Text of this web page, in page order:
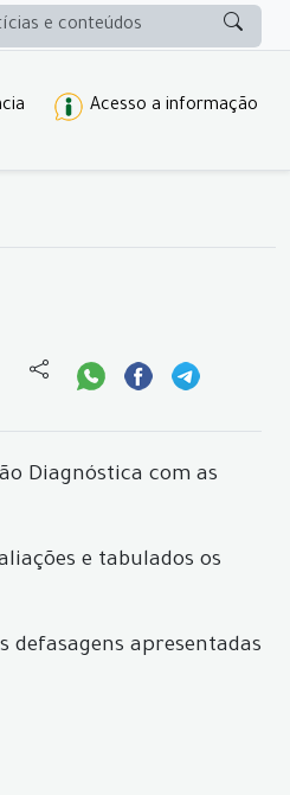
Acesso a informação
Diagnóstica com as
e tabulados os
apresentadas